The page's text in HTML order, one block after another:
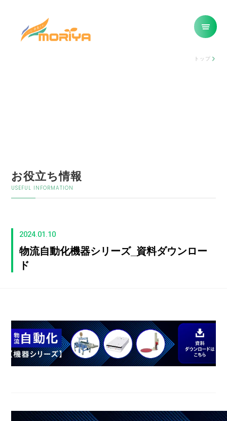
トップ
お役立ち情報
USEFUL INFORMATION
2024.01.10
物流自動化機器シリーズ_資料ダウンロー
ド